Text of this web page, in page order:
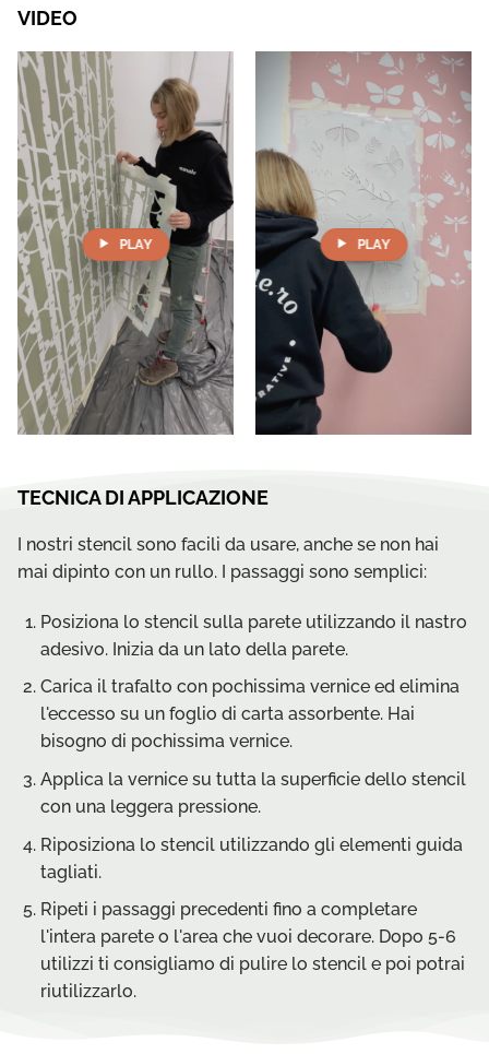
VIDEO
PLAY PLAY
TECNICA DI APPLICAZIONE
I nostri stencil sono facili da usare, anche se non hai
mai dipinto con un rullo. I passaggi sono semplici:
Posiziona lo stencil sulla parete utilizzando il nastro
adesivo. Inizia da un lato della parete.
Carica il trafalto con pochissima vernice ed elimina
l'eccesso su un foglio di carta assorbente. Hai
bisogno di pochissima vernice.
Applica la vernice su tutta la superficie dello stencil
con una leggera pressione.
Riposiziona lo stencil utilizzando gli elementi guida
tagliati.
Ripeti i passaggi precedenti fino a completare
l'intera parete o l'area che vuoi decorare. Dopo 5-6
utilizzi ti consigliamo di pulire lo stencil e poi potrai
riutilizzarlo.